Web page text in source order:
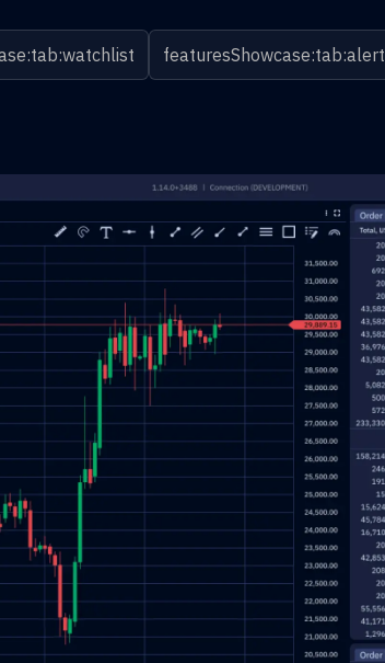
featuresShowcase:tab:alert